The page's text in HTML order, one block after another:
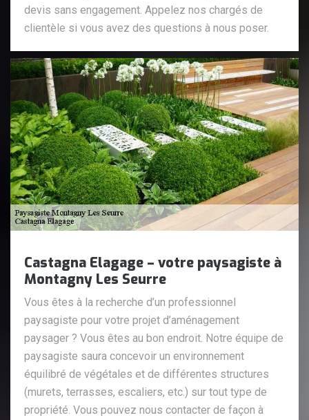
devis sans engagement. Appelez nos chargés de
clientèle si vous avez des questions à nous poser.
Castagna Elagage – votre paysagiste à
Montagny Les Seurre
Vous êtes à la recherche d’un professionnel
paysagiste pour votre projet d’aménagement
paysager ? Vous êtes au bon endroit. Notre équipe de
paysagiste saura concevoir un environnement
équilibré de végétales et de différentes structures
(murets, terrasses, escaliers, etc.) sur tout type de
propriété. Vous pouvez nous contacter de façon à